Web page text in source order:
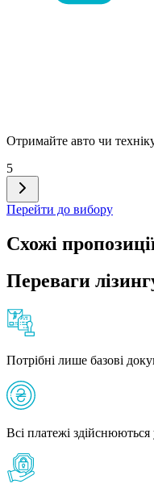
Отримайте авто чи
5
Перейти до вибору
Схожі
Переваги
Потрібні лише базові
Всі платежі здійснюються